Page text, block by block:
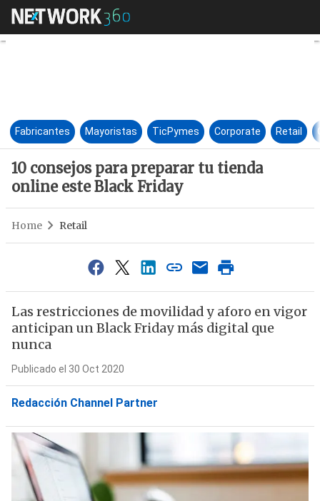
10 consejos para preparar tu
Fabricantes Mayoristas TicPymes Corporate Retail
10 consejos para preparar tu tienda
online este Black Friday
Home Retail
Las restricciones de movilidad y aforo en vigor
anticipan un Black Friday más digital que
nunca
Publicado el 30 Oct 2020
Redacción Channel Partner